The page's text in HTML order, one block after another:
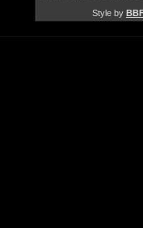
Style by